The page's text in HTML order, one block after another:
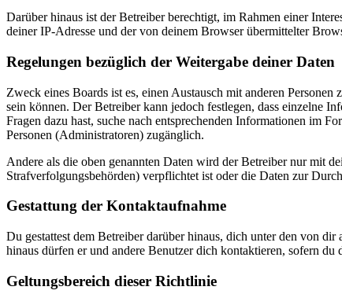
Darüber hinaus ist der Betreiber berechtigt, im Rahmen einer
deiner IP-Adresse und der von deinem Browser übermittelter
Regelungen bezüglich der Weitergabe deiner Daten
Zweck eines Boards ist es, einen Austausch mit anderen
sein können. Der Betreiber kann jedoch festlegen, dass einzelne
Fragen dazu hast, suche nach entsprechenden Informationen im
Personen (Administratoren) zugänglich.
Andere als die oben genannten Daten wird der Betreiber nur mit
Strafverfolgungsbehörden) verpflichtet ist oder die Daten zur
Gestattung der Kontaktaufnahme
Du gestattest dem Betreiber darüber hinaus, dich unter den von
hinaus dürfen er und andere Benutzer dich kontaktieren, sofern du
Geltungsbereich dieser Richtlinie